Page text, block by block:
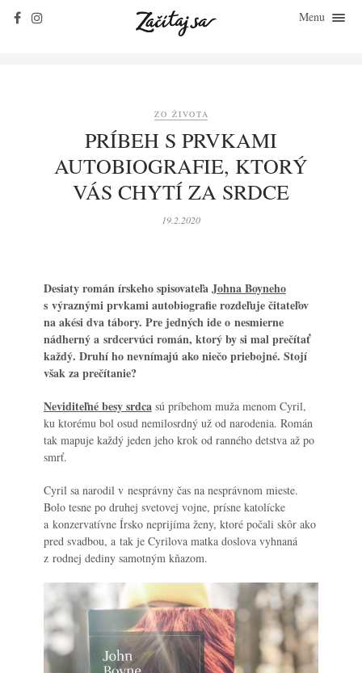
Menu
ROZHOVORY
KONTAKT
ZO ŽIVOTA
PRÍBEH S PRVKAMI
AUTOBIOGRAFIE, KTORÝ
VÁS CHYTÍ ZA SRDCE
19.2.2020
Desiaty román írskeho spisovateľaJohna Boyneho
s výraznými prvkami autobiografie rozdeľuje čitateľov
na akési dva tábory. Pre jedných ide o nesmierne
nádherný a srdcervúci román, ktorý by si mal prečítať
každý. Druhí ho nevnímajú ako niečo priebojné. Stojí
však za prečítanie?
Neviditeľné besy srdca sú príbehom muža menom Cyril,
ku ktorému bol osud nemilosrdný už od narodenia. Román
tak mapuje každý jeden jeho krok od ranného detstva až po
smrť.
Cyril sa narodil v nesprávny čas na nesprávnom mieste.
Bolo tesne po druhej svetovej vojne, prísne katolícke
a konzervatívne Írsko neprijíma ženy, ktoré počali skôr ako
pred svadbou, a tak je Cyrilova matka doslova vyhnaná
z rodnej dediny samotným kňazom.